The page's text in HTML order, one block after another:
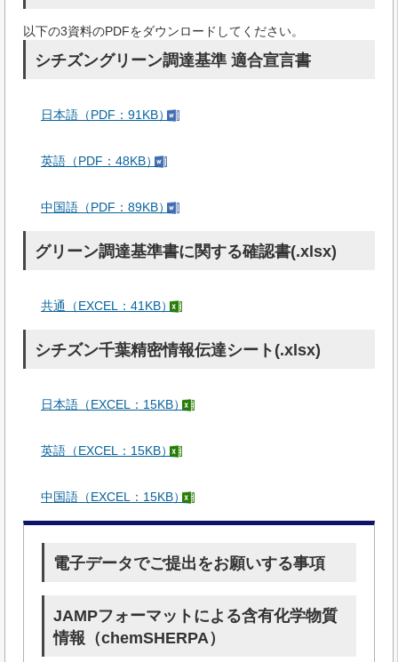
以下の3資料のPDFをダウンロードしてください。
シチズングリーン調達基準 適合宣言書
日本語（PDF：91KB）
英語（PDF：48KB）
中国語（PDF：89KB）
グリーン調達基準書に関する確認書(.xlsx)
共通（EXCEL：41KB）
シチズン千葉精密情報伝達シート(.xlsx)
日本語（EXCEL：15KB）
英語（EXCEL：15KB）
中国語（EXCEL：15KB）
電子データでご提出をお願いする事項
JAMPフォーマットによる含有化学物質
情報（chemSHERPA）